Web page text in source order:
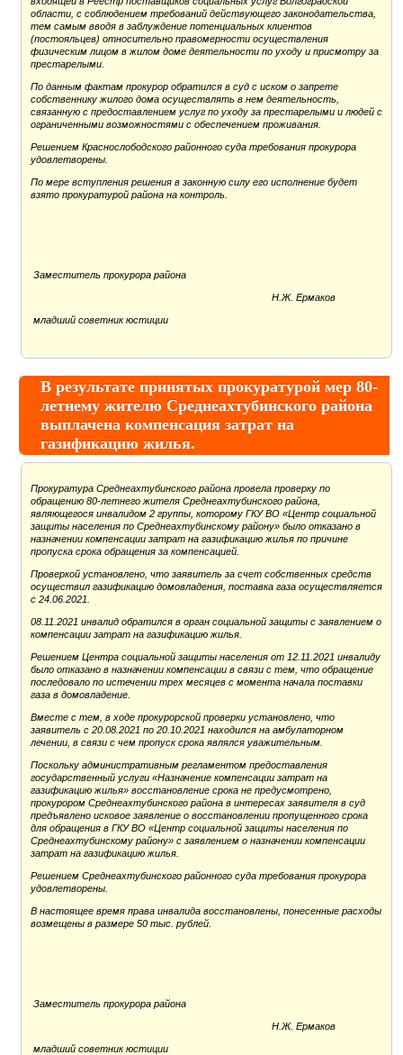
области, с соблюдением требований действующего законодательства,
тем самым вводя в заблуждение потенциальных клиентов
(постояльцев) относительно правомерности осуществления
физическим лицом в жилом доме деятельности по уходу и присмотру за
престарелыми.
По данным фактам прокурор обратился в суд с иском о запрете
собственнику жилого дома осуществлять в нем деятельность,
связанную с предоставлением услуг по уходу за престарелыми и людей с
ограниченными возможностями с обеспечением проживания.
Решением Краснослободского районного суда требования прокурора
удовлетворены.
По мере вступления решения в законную силу его исполнение будет
взято прокуратурой района на контроль.
Заместитель прокурора района
младший советник юстиции
Н.Ж. Ермаков
В результате принятых прокуратурой мер 80-
летнему жителю Среднеахтубинского района
выплачена компенсация затрат на
газификацию жилья.
Прокуратура Среднеахтубинского района провела проверку по
обращению 80-летнего жителя Среднеахтубинского района,
являющегося инвалидом 2 группы, которому ГКУ ВО «Центр социальной
защиты населения по Среднеахтубинскому району» было отказано в
назначении компенсации затрат на газификацию жилья по причине
пропуска срока обращения за компенсацией.
Проверкой установлено, что заявитель за счет собственных средств
осуществил газификацию домовладения, поставка газа осуществляется
с 24.06.2021.
08.11.2021 инвалид обратился в орган социальной защиты с заявлением о
компенсации затрат на газификацию жилья.
Решением Центра социальной защиты населения от 12.11.2021 инвалиду
было отказано в назначении компенсации в связи с тем, что обращение
последовало по истечении трех месяцев с момента начала поставки
газа в домовладение.
Вместе с тем, в ходе прокурорской проверки установлено, что
заявитель с 20.08.2021 по 20.10.2021 находился на амбулаторном
лечении, в связи с чем пропуск срока являлся уважительным.
Поскольку административным регламентом предоставления
государственный услуги «Назначение компенсации затрат на
газификацию жилья» восстановление срока не предусмотрено,
прокурором Среднеахтубинского района в интересах заявителя в суд
предъявлено исковое заявление о восстановлении пропущенного срока
для обращения в ГКУ ВО «Центр социальной защиты населения по
Среднеахтубинскому району» с заявлением о назначении компенсации
затрат на газификацию жилья.
Решением Среднеахтубинского районного суда требования прокурора
удовлетворены.
В настоящее время права инвалида восстановлены, понесенные расходы
возмещены в размере 50 тыс. рублей.
Заместитель прокурора района
младший советник юстиции
Н.Ж. Ермаков